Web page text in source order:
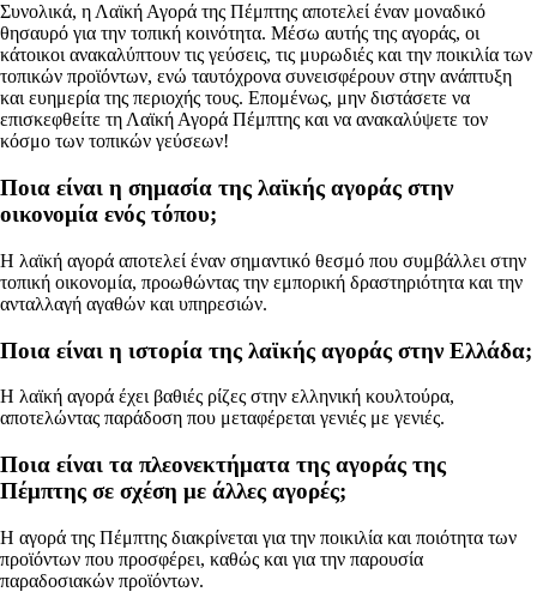
Συνολικά, η Λαϊκή Αγορά της Πέμπτης αποτελεί έναν μοναδικό
θησαυρό για την τοπική κοινότητα. Μέσω αυτής της αγοράς, οι
κάτοικοι ανακαλύπτουν τις γεύσεις, τις μυρωδιές και την ποικιλία των
τοπικών προϊόντων, ενώ ταυτόχρονα συνεισφέρουν στην ανάπτυξη
και ευημερία της περιοχής τους. Επομένως, μην διστάσετε να
επισκεφθείτε τη Λαϊκή Αγορά Πέμπτης και να ανακαλύψετε τον
κόσμο των τοπικών γεύσεων!
Ποια είναι η σημασία της λαϊκής αγοράς στην
οικονομία ενός τόπου;
Η λαϊκή αγορά αποτελεί έναν σημαντικό θεσμό που συμβάλλει στην
τοπική οικονομία, προωθώντας την εμπορική δραστηριότητα και την
ανταλλαγή αγαθών και υπηρεσιών.
Ποια είναι η ιστορία της λαϊκής αγοράς στην Ελλάδα;
Η λαϊκή αγορά έχει βαθιές ρίζες στην ελληνική κουλτούρα,
αποτελώντας παράδοση που μεταφέρεται γενιές με γενιές.
Ποια είναι τα πλεονεκτήματα της αγοράς της
Πέμπτης σε σχέση με άλλες αγορές;
Η αγορά της Πέμπτης διακρίνεται για την ποικιλία και ποιότητα των
προϊόντων που προσφέρει, καθώς και για την παρουσία
παραδοσιακών προϊόντων.